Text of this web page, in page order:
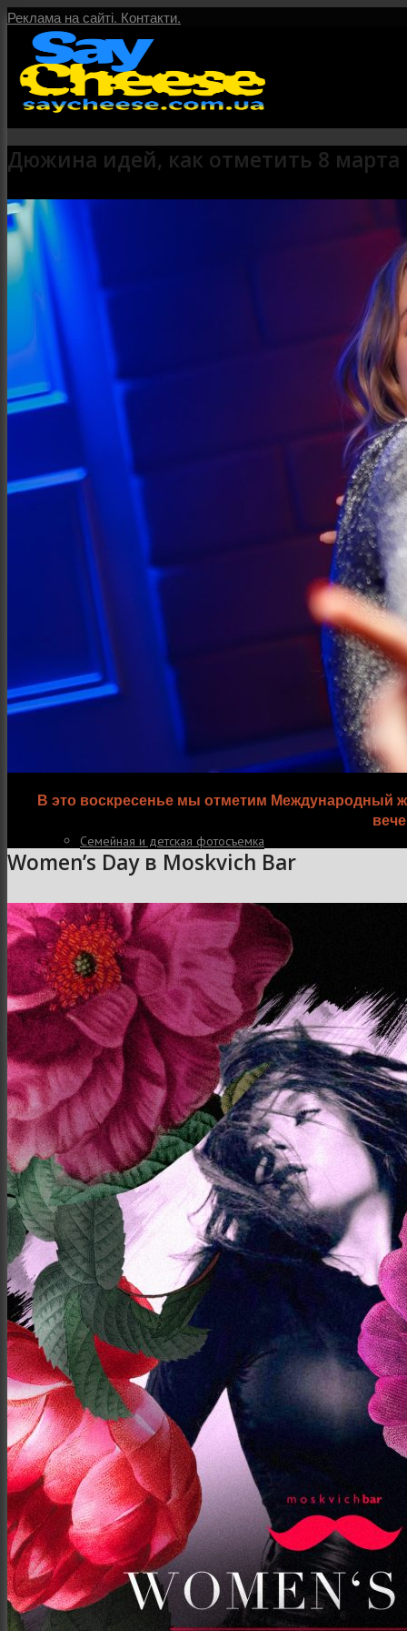
Реклама на сайті. Контакти.
Головна
Послуги
Интерьер и архитектура
Семейная и детская фотосъемка
Свадебная фотосъёмка
Фоторедактор
Блог
Заклади
Доставка їжі
Фотозвіти
Тревел фото
Дюжина идей, как отметить 8 марта
В это воскресенье мы отметим Международный
Women’s Day в Moskvich Bar